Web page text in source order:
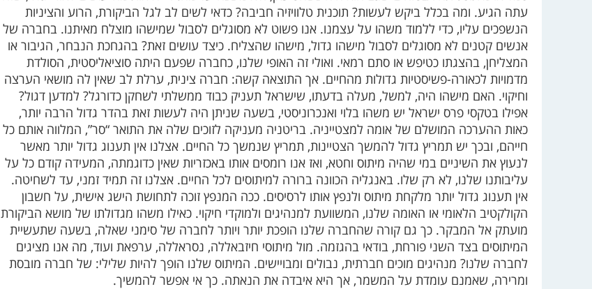
עתה הגיע. ומה בכלל ביקש לעשות? תוכנית טלוויזיה חביבה? כדאי לשים לב לגל הביקורת, הרוע והציניות
הנשפכים עליו, כדי ללמוד משהו על עצמנו. אנו פשוט לא מסוגלים לסבול שמישהו מוצלח מאיתנו. בחברה של
אנשים קטנים לא מסוגלים לסבול מישהו גדול, מישהו שהצליח. כיצד עושים זאת? בהגחכת הנבחר, הגיבור או
המצליחן, בהצגתו כטיפש או סתם רמאי. ואולי זה האופי שלנו, כחברה שפעם היתה סוציאליסטית, הסולדת
מדמויות לכאורה-פשיסטיות גדולות מהחיים. אך התוצאה קשה: חברה צינית, ערלת לב שאין לה מושאי הערצה
וחיקוי. האם מישהו היה, למשל, מעלה בדעתו, שישראל תעניק כבוד ממשלתי לשחקן כדורגל? למדען דגול?
אפילו בטקסי פרס ישראל יש משהו בלוי ואנכרוניסטי, בשעה שניתן היה לעשות זאת בהדר גדול הרבה יותר,
כאות ההערכה המושלם של אומה למצטייניה. בריטניה מעניקה לזוכים שלה את התואר “סר”, המלווה אותם כל
חייהם, ובכך יש תמריץ גדול להמשך הצטיינות, תמריץ שנמשך כל החיים. אצלנו אין תענוג גדול יותר מאשר
לנעוץ את השיניים במי שהיה מיתוס וחטא, ואז אנו רומסים אותו באכזריות שאין כדוגמתה, המעידה קודם כל על
עליבותנו שלנו, לא רק שלו. באנגליה הכוונה ברורה למיתוסים לכל החיים. אצלנו זה תמיד זמני, עד לשחיטה.
אין תענוג גדול יותר מלקחת מיתוס ולנפץ אותו לרסיסים. ככה המנפץ זוכה לתחושת הישג אישית, על חשבון
הקולקטיב הלאומי או האומה שלנו, המשוועת למנהיגים ולמוקדי חיקוי. כאילו משהו מגדולתו של מושא הביקורת
מועתק אל המבקר. כך גם קורה שהחברה שלנו הופכת יותר ויותר לחברה של סימני שאלה, בשעה שתעשיית
המיתוסים בצד השני פורחת, בודאי בהגזמה. מול מיתוסי חיזבאללה, נסראללה, ערפאת ועוד, מה אנו מציגים
לחברה שלנו? מנהיגים מוכים חברתית, נבולים ומבויישים. המיתוס שלנו הופך להיות שלילי: של חברה מובסת
ומרירה, שאמנם עומדת על המשמר, אך היא איבדה את הנאתה. כך אי אפשר להמשיך.